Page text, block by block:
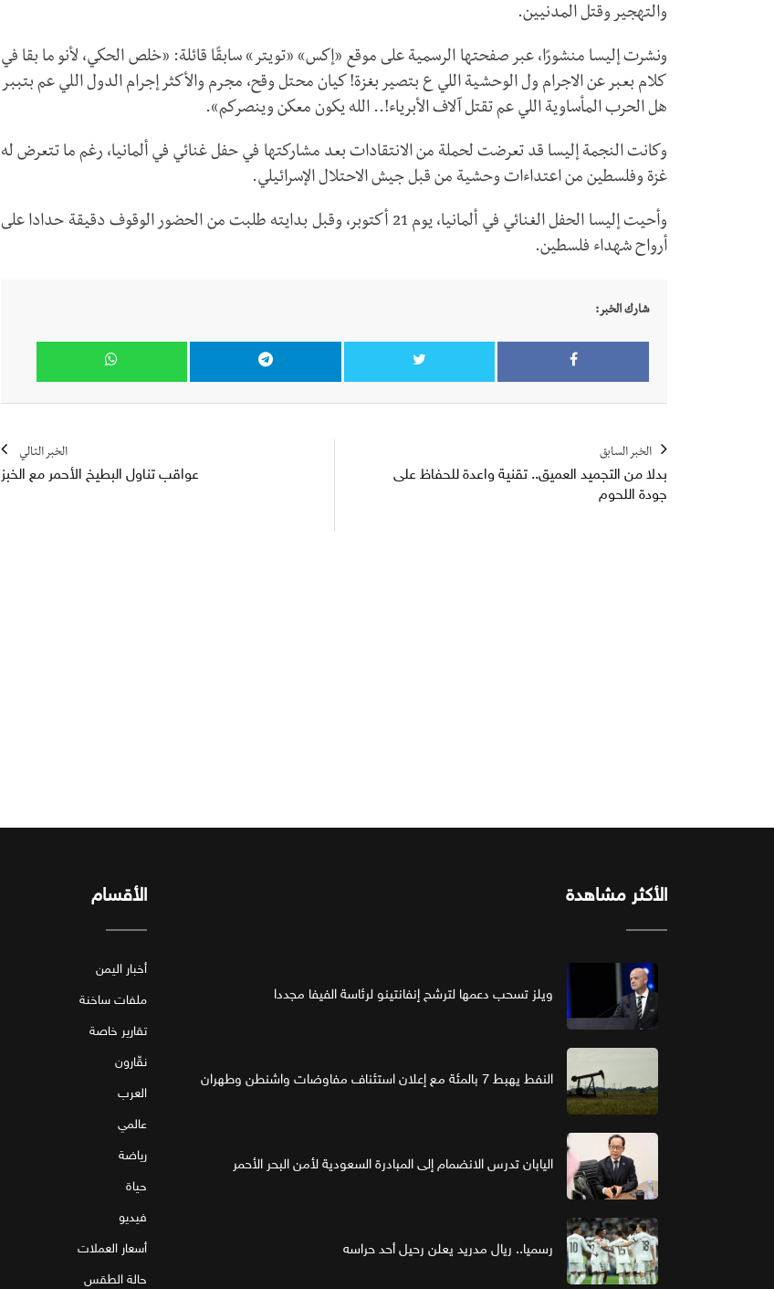
والتهجير وقتل المدنيين.
ونشرت إليسا منشورًا، عبر صفحتها الرسمية على موقع «إكس» «تويتر» سابقًا قائلة: «خلص الحكي، لأنو ما بقا في
كلام بعبر عن الاجرام ول الوحشية اللي ع بتصير بغزة! كيان محتل وقح، مجرم والأكثر إجرام الدول اللي عم بتببر
هل الحرب المأساوية اللي عم تقتل آلاف الأبرياء!.. الله يكون معكن وينصركم».
وكانت النجمة إليسا قد تعرضت لحملة من الانتقادات بعد مشاركتها في حفل غنائي في ألمانيا، رغم ما تتعرض له
غزة وفلسطين من اعتداءات وحشية من قبل جيش الاحتلال الإسرائيلي.
وأحيت إليسا الحفل الغنائي في ألمانيا، يوم 21 أكتوبر، وقبل بدايته طلبت من الحضور الوقوف دقيقة حدادا على
أرواح شهداء فلسطين.
شارك الخبر:
الخبر السابق
بدلا من التجميد العميق.. تقنية واعدة للحفاظ على
جودة اللحوم
الخبر التالي
عواقب تناول البطيخ الأحمر مع الخبز
الأكثر مشاهدة
ويلز تسحب دعمها لترشح إنفانتينو لرئاسة الفيفا مجددا
النفط يهبط 7 بالمئة مع إعلان استئناف مفاوضات واشنطن وطهران
اليابان تدرس الانضمام إلى المبادرة السعودية لأمن البحر الأحمر
رسميا.. ريال مدريد يعلن رحيل أحد حراسه
الأقسام
أخبار اليمن
ملفات ساخنة
تقارير خاصة
نقّارون
العرب
عالمي
رياضة
حياة
فيديو
أسعار العملات
حالة الطقس